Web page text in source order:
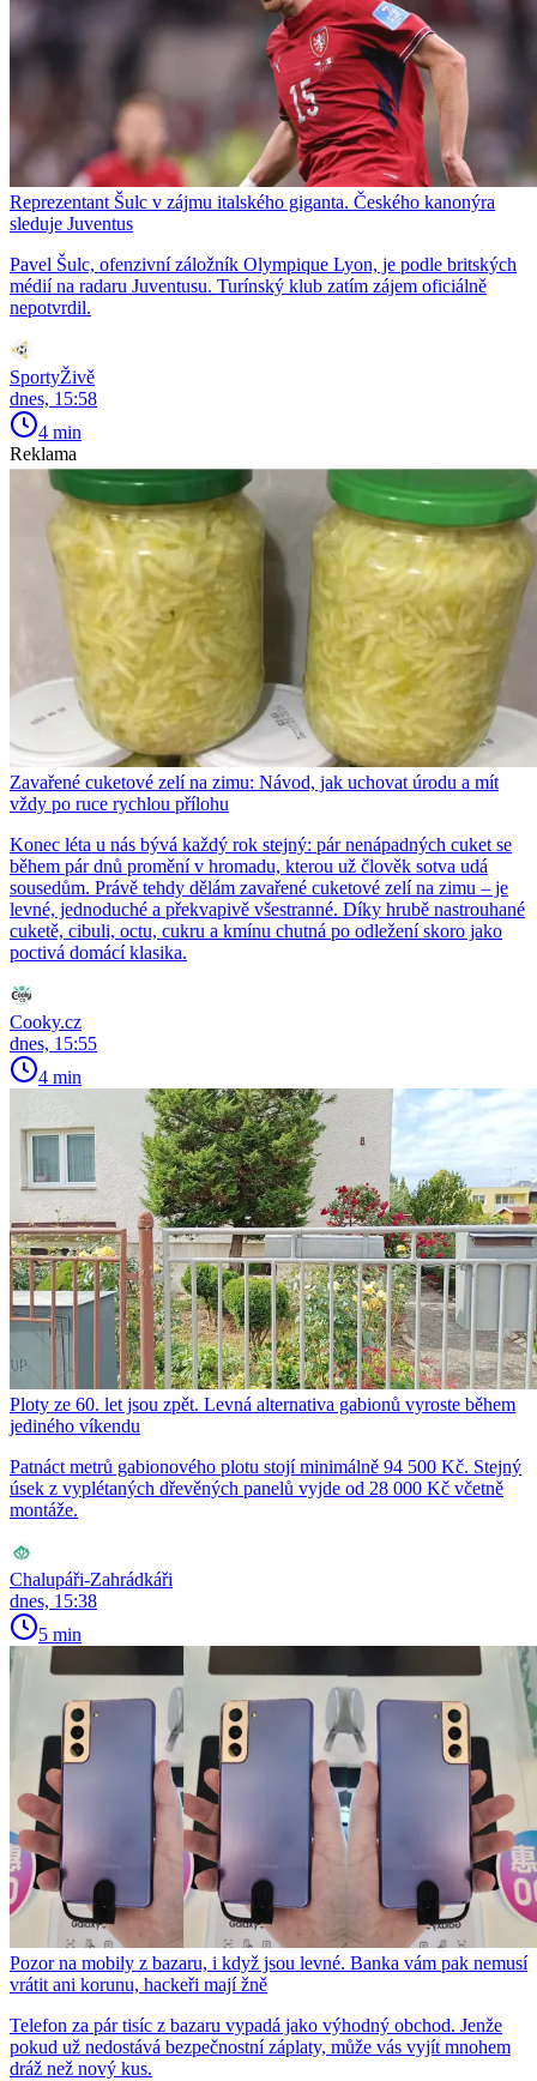
Reprezentant Šulc v zájmu italského giganta. Českého kanonýra
sleduje Juventus
Pavel Šulc, ofenzivní záložník Olympique Lyon, je podle britských
médií na radaru Juventusu. Turínský klub zatím zájem oficiálně
nepotvrdil.
SportyŽivě
dnes, 15:58
4 min
Reklama
Zavařené cuketové zelí na zimu: Návod, jak uchovat úrodu a mít
vždy po ruce rychlou přílohu
Konec léta u nás bývá každý rok stejný: pár nenápadných cuket se
během pár dnů promění v hromadu, kterou už člověk sotva udá
sousedům. Právě tehdy dělám zavařené cuketové zelí na zimu – je
levné, jednoduché a překvapivě všestranné. Díky hrubě nastrouhané
cuketě, cibuli, octu, cukru a kmínu chutná po odležení skoro jako
poctivá domácí klasika.
Cooky.cz
dnes, 15:55
4 min
Ploty ze 60. let jsou zpět. Levná alternativa gabionů vyroste během
jediného víkendu
Patnáct metrů gabionového plotu stojí minimálně 94 500 Kč. Stejný
úsek z vyplétaných dřevěných panelů vyjde od 28 000 Kč včetně
montáže.
Chalupáři-Zahrádkáři
dnes, 15:38
5 min
Pozor na mobily z bazaru, i když jsou levné. Banka vám pak nemusí
vrátit ani korunu, hackeři mají žně
Telefon za pár tisíc z bazaru vypadá jako výhodný obchod. Jenže
pokud už nedostává bezpečnostní záplaty, může vás vyjít mnohem
dráž než nový kus.